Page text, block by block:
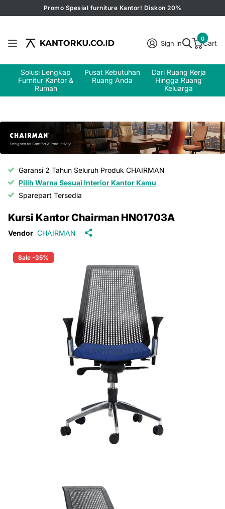
Promo Spesial furniture Kantor! Diskon 20%
Sign in Cart
0
Solusi Lengkap
Furnitur Kantor &
Rumah
Pusat Kebutuhan
Ruang Anda
Dari Ruang Kerja
Hingga Ruang
Keluarga
Garansi 2 Tahun Seluruh Produk CHAIRMAN
Pilih Warna Sesuai Interior Kantor Kamu
Sparepart Tersedia
Kursi Kantor Chairman HN01703A
Vendor CHAIRMAN
Sale -35%